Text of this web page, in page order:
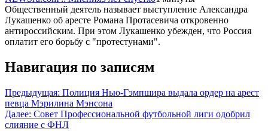
Общественный деятель называет выступление Александра
Лукашенко об аресте Романа Протасевича откровенно
антироссийским. При этом Лукашенко убежден, что Россия
оплатит его борьбу с "протестунами".
Навигация по записям
Предыдущая: Полиция Нью-Гэмпшира выдала ордер на арест
певца Мэрилина Мэнсона
Далее: Совет Профессиональной футбольной лиги одобрил
слияние с ФНЛ